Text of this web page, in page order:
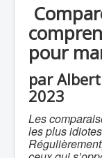
pour
par
2023
Les
les plus